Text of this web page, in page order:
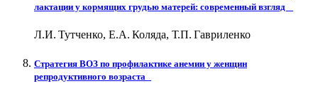
лактации у кормящих грудью матерей: современный взгляд
Л.И. Тутченко, Е.А. Коляда, Т.П. Гавриленко
Стратегия ВОЗ по профилактике анемии у женщин
репродуктивного возраста